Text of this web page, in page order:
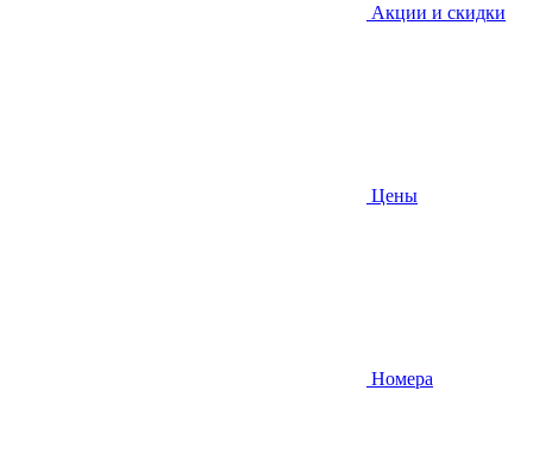
Акции и скидки
Цены
Номера